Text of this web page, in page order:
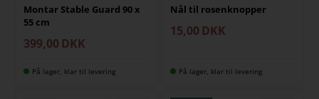
Montar Stable Guard 90 x
55 cm
399,00 DKK
På lager, klar til levering
Nål til rosenknopper
15,00 DKK
På lager, klar til levering